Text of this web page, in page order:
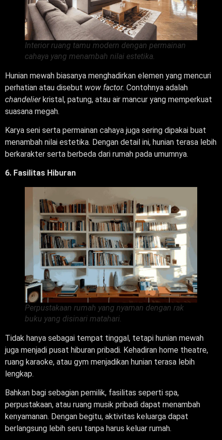
Interior ruang tamu modern dengan permainan
cahaya yang menambah nilai estetika.
Hunian mewah biasanya menghadirkan elemen yang mencuri
perhatian atau disebut wow factor. Contohnya adalah
chandelierkristal, patung, atau air mancur yang memperkuat
suasana megah.
Karya seni serta permainan cahaya juga sering dipakai buat
menambah nilai estetika. Dengan detail ini, hunian terasa lebih
berkarakter serta berbeda dari rumah pada umumnya.
6. Fasilitas Hiburan
Perpustakaan rumah yang nyaman dengan rak
buku yang disinari matahari.
Tidak hanya sebagai tempat tinggal, tetapi hunian mewah
juga menjadi pusat hiburan pribadi. Kehadiran home theatre,
ruang karaoke, atau gym menjadikan hunian terasa lebih
lengkap.
Bahkan bagi sebagian pemilik, fasilitas seperti spa,
perpustakaan, atau ruang musik pribadi dapat menambah
kenyamanan. Dengan begitu, aktivitas keluarga dapat
berlangsung lebih seru tanpa harus keluar rumah.